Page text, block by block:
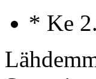
* Ke